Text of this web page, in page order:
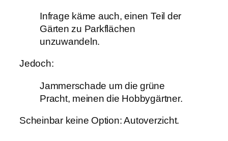
Infrage käme auch, einen Teil der
Gärten zu Parkflächen
unzuwandeln.
Jedoch:
Jammerschade um die grüne
Pracht, meinen die Hobbygärtner.
Scheinbar keine Option: Autoverzicht.